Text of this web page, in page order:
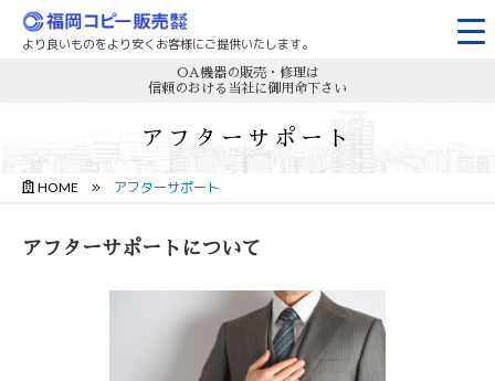
より良いものをより安くお客様にご提供いたします。
OA機器の販売・修理は
信頼のおける当社に御用命下さい
アフターサポート
HOME アフターサポート
アフターサポートについて